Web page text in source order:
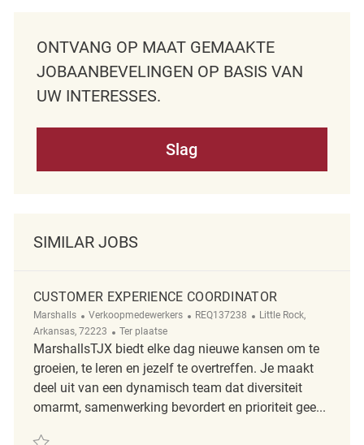
ONTVANG OP MAAT GEMAAKTE
JOBAANBEVELINGEN OP BASIS VAN
UW INTERESSES.
Slag
SIMILAR JOBS
CUSTOMER EXPERIENCE COORDINATOR
Marshalls Categorie
Verkoopmedewerkers ReqId
REQ137238 Plaats
Little Rock,
Arkansas, 72223
Afgelegen
Ter plaatse
MarshallsTJX biedt elke dag nieuwe kansen om te
groeien, te leren en jezelf te overtreffen. Je maakt
deel uit van een dynamisch team dat diversiteit
omarmt, samenwerking bevordert en prioriteit gee...
Redden Customer Experience Coordinator REQ137238